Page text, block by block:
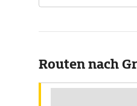
Routen nach